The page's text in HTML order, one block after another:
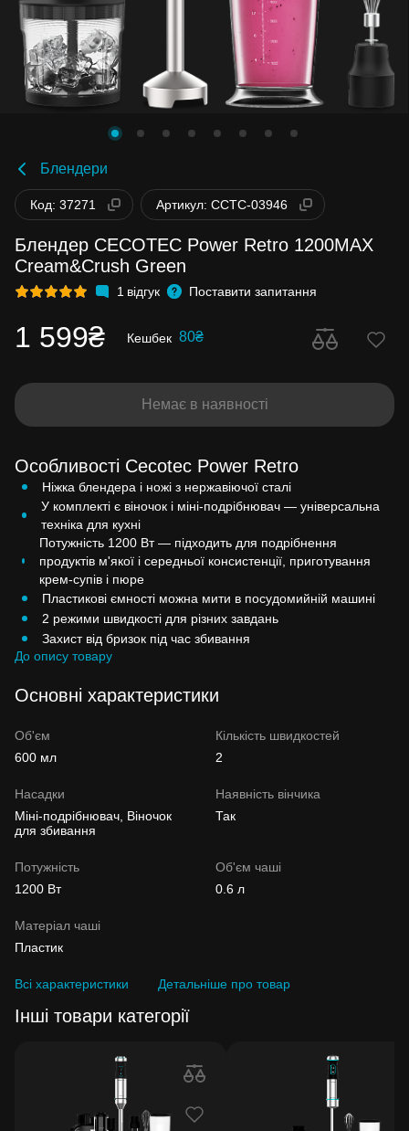
Блендери
Код: 37271 Артикул: CCTC-03946
Блендер CECOTEC Power Retro 1200MAX
Cream&Crush Green
1 відгук Поставити запитання
1 599₴ Кешбек 80₴
Немає в наявності
Особливості Cecotec Power Retro
Ніжка блендера і ножі з нержавіючої сталі
У комплекті є віночок і міні-подрібнювач — універсальна
техніка для кухні
Потужність 1200 Вт — підходить для подрібнення
продуктів м'якої і середньої консистенції, приготування
крем-супів і пюре
Пластикові ємності можна мити в посудомийній машині
2 режими швидкості для різних завдань
Захист від бризок під час збивання
До опису товару
Основні характеристики
Об'єм
600 мл
Кількість швидкостей
2
Насадки
Міні-подрібнювач, Віночок
для збивання
Наявність вінчика
Так
Потужність
1200 Вт
Об'єм чаші
0.6 л
Матеріал чаші
Пластик
Всі характеристики Детальніше про товар
Інші товари категорії